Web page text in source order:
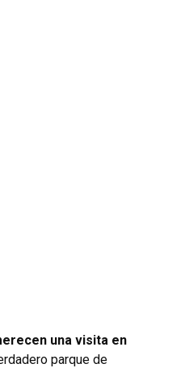
una visita en
parque de